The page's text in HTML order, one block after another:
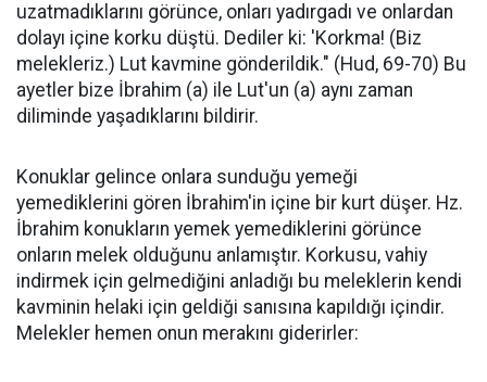
uzatmadıklarını görünce, onları yadırgadı ve onlardan
dolayı içine korku düştü. Dediler ki: 'Korkma! (Biz
melekleriz.) Lut kavmine gönderildik." (Hud, 69-70) Bu
ayetler bize İbrahim (a) ile Lut'un (a) aynı zaman
diliminde yaşadıklarını bildirir.
Konuklar gelince onlara sunduğu yemeği
yemediklerini gören İbrahim'in içine bir kurt düşer. Hz.
İbrahim konukların yemek yemediklerini görünce
onların melek olduğunu anlamıştır. Korkusu, vahiy
indirmek için gelmediğini anladığı bu meleklerin kendi
kavminin helaki için geldiği sanısına kapıldığı içindir.
Melekler hemen onun merakını giderirler: